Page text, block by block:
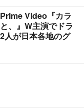
Video『カラ
、』W主演でドラ
が日本各地のグ